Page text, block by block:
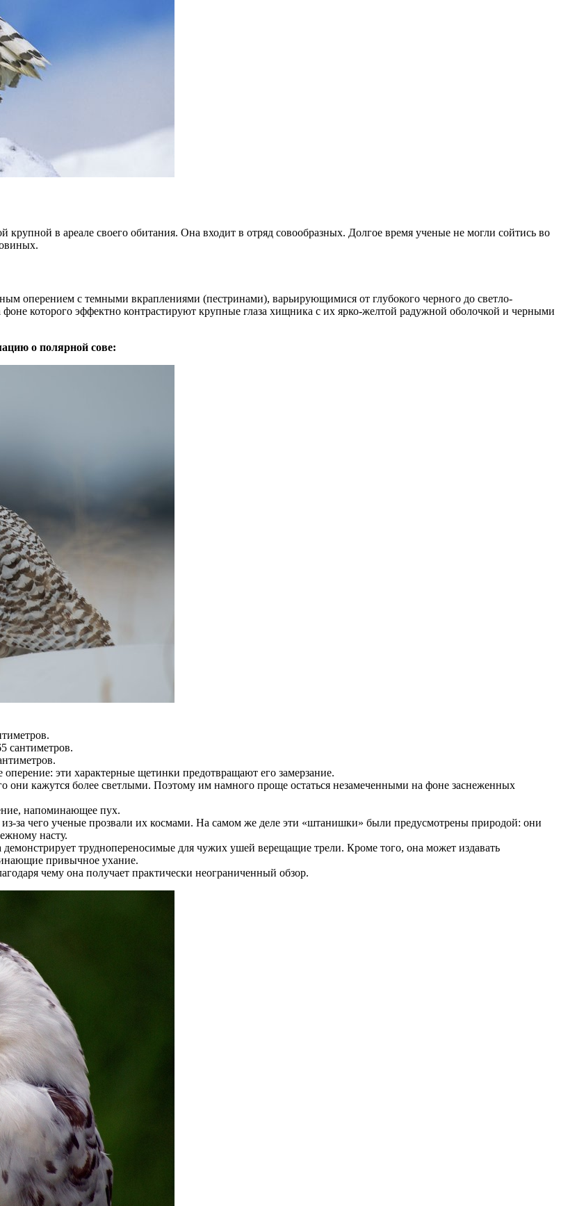
крупной в ареале своего обитания. Она входит в отряд совообразных. Долгое время ученые не могли сойтись во
оперением с темными вкраплениями (пестринами), варьирующимися от глубокого черного до светло-
которого эффектно контрастируют крупные глаза хищника с их ярко-желтой радужной оболочкой и черными
о полярной сове:
сантиметров.
эти характерные щетинки предотвращают его замерзание.
они кажутся более светлыми. Поэтому им намного проще остаться незамеченными на фоне заснеженных
напоминающее пух.
за чего ученые прозвали их космами. На самом же деле эти «штанишки» были предусмотрены природой: они
насту.
труднопереносимые для чужих ушей верещащие трели. Кроме того, она может издавать
привычное ухание.
чему она получает практически неограниченный обзор.